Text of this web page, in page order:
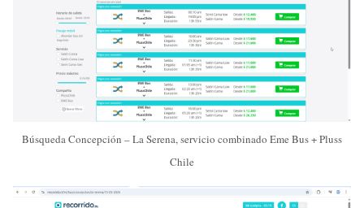
Búsqueda Concepción – La Serena, servicio combinado Eme Bus + Pluss
Chile